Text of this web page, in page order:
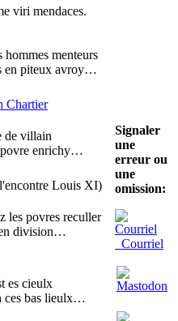
viri mendaces.
menteurs
en piteux avroy…
Chartier
de villain
povre enrichy…
Louis XI)
les povres reculler
en division…
es cieulx
ces bas lieulx…
Signaler
une
erreur ou
une
omission:
Courriel